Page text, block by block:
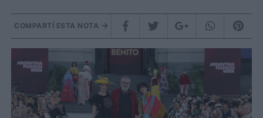
COMPARTÍ ESTA NOTA